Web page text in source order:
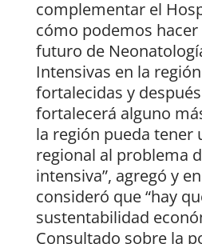
complementar el
cómo podemos
futuro de
Intensivas en la
fortalecidas y
fortalecerá alguno
la región pueda tener
regional al problema
intensiva”, agregó y
consideró que “hay
sustentabilidad
Consultado sobre la